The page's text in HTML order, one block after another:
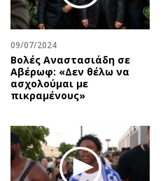
09/07/2024
Βολές Αναστασιάδη σε
Αβέρωφ: «Δεν θέλω να
ασχολούμαι με
πικραμένους»